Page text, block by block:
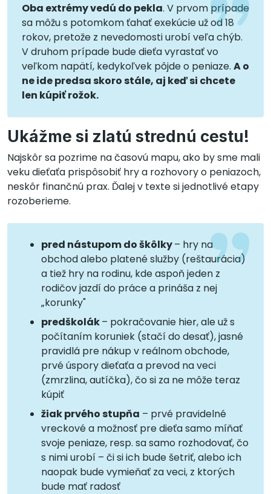
Oba extrémy vedú do pekla. V prvom prípade
sa môžu s potomkom ťahať exekúcie už od 18
rokov, pretože z nevedomosti urobí veľa chýb.
V druhom prípade bude dieťa vyrastať vo
veľkom napätí, kedykoľvek pôjde o peniaze. A o
ne ide predsa skoro stále, aj keď si chcete
len kúpiť rožok.
Ukážme si zlatú strednú cestu!
Najskôr sa pozrime na časovú mapu, ako by sme mali
veku dieťaťa prispôsobiť hry a rozhovory o peniazoch,
neskôr finančnú prax. Ďalej v texte si jednotlivé etapy
rozoberieme.
pred nástupom do škôlky– hry na
obchod alebo platené služby (reštaurácia)
a tiež hry na rodinu, kde aspoň jeden z
rodičov jazdí do práce a prináša z nej
„korunky"
predškolák– pokračovanie hier, ale už s
počítaním koruniek (stačí do desať), jasné
pravidlá pre nákup v reálnom obchode,
prvé úspory dieťaťa a prevod na veci
(zmrzlina, autíčka), čo si za ne môže teraz
kúpiť
žiak prvého stupňa – prvé pravidelné
vreckové a možnosť pre dieťa samo míňať
svoje peniaze, resp. sa samo rozhodovať, čo
s nimi urobí – či si ich bude šetriť, alebo ich
naopak bude vymieňať za veci, z ktorých
bude mať radosť